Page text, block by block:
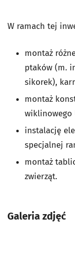
W ramach tej
montaż
ptaków (m.
sikorek),
montaż
instalację
specjalnej
montaż
zwierząt.
Galeria zdjęć